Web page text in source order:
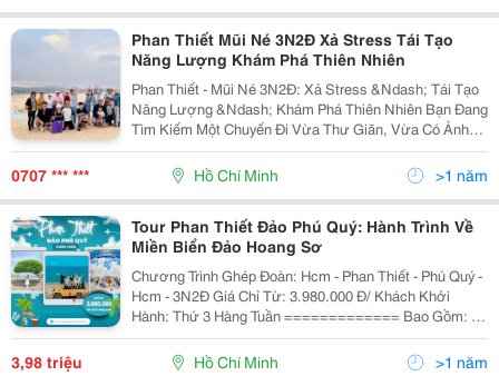
Phan Thiết Mũi Né 3N2Đ Xả Stress Tái Tạo
Năng Lượng Khám Phá Thiên Nhiên
Phan Thiết - Mũi Né 3N2Đ: Xả Stress &Ndash; Tái Tạo
Năng Lượng &Ndash; Khám Phá Thiên Nhiên Bạn Đang
Tìm Kiếm Một Chuyến Đi Vừa Thư Giãn, Vừa Có Ảnh
Đẹp, Vừa Nhiều Hoạt Động Thú Vị? Tour Phan Thiết -
Mũi Né 3N2Đ Sẽ Là Lựa Chọn Mà Bạn Không T
0707 *** *** Hồ Chí Minh >1 năm
Tour Phan Thiết Đảo Phú Quý: Hành Trình Về
Miền Biển Đảo Hoang Sơ
Chương Trình Ghép Đoàn: Hcm - Phan Thiết - Phú Quý -
Hcm - 3N2Đ Giá Chỉ Từ: 3.980.000 Đ/ Khách Khởi
Hành: Thứ 3 Hàng Tuần ============= Bao Gồm: Xe
Du Lịch Đời Mới Đón Tiễn Tại Hcm Và Tham Quan Theo
Lịch Trình Khách Sạn: 3, 4, 5 Sao Tuỳ...
3,98 triệu Hồ Chí Minh >1 năm